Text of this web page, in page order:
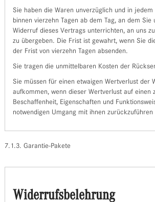
Sie haben die Waren unverzüglich und in jedem
binnen vierzehn Tagen ab dem Tag, an dem Sie
Widerruf dieses Vertrags unterrichten, an uns
zu übergeben. Die Frist ist gewahrt, wenn Sie
der Frist von vierzehn Tagen absenden.
Sie tragen die unmittelbaren Kosten der
Sie müssen für einen etwaigen Wertverlust der
aufkommen, wenn dieser Wertverlust auf einen
Beschaffenheit, Eigenschaften und
notwendigen Umgang mit ihnen zurückzuführen
7.1.3. Garantie-Pakete
Widerrufsbelehrung